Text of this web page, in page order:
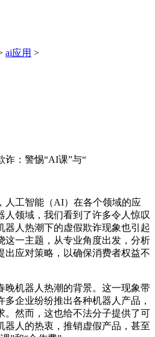
ai应用 >
诈：警惕“AI课”与“
工智能（AI）在各个领域的应
人领域，我们看到了许多令人惊叹
器人热潮下的虚假欺诈现象也引起
这一主题，从专业角度出发，分析
出应对策略，以确保消费者权益不
机器人热潮的背景。这一现象带
企业纷纷推出各种机器人产品，
。然而，这也给不法分子提供了可
器人的热衷，推销虚假产品，甚至